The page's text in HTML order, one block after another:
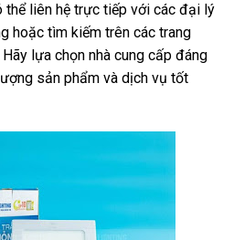
thể liên hệ trực tiếp với các đại lý
hoặc tìm kiếm trên các trang
lựa chọn nhà cung cấp đáng
sản phẩm và dịch vụ tốt